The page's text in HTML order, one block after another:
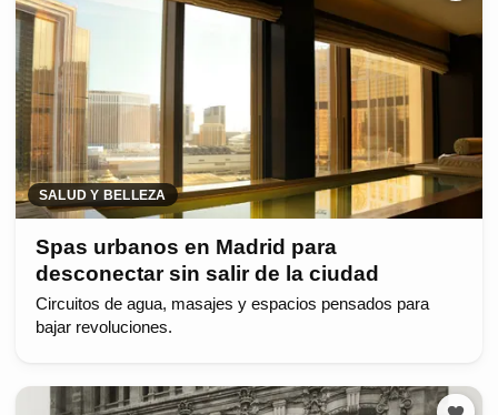
SALUD Y BELLEZA
Spas urbanos en Madrid para
desconectar sin salir de la ciudad
Circuitos de agua, masajes y espacios pensados para
bajar revoluciones.